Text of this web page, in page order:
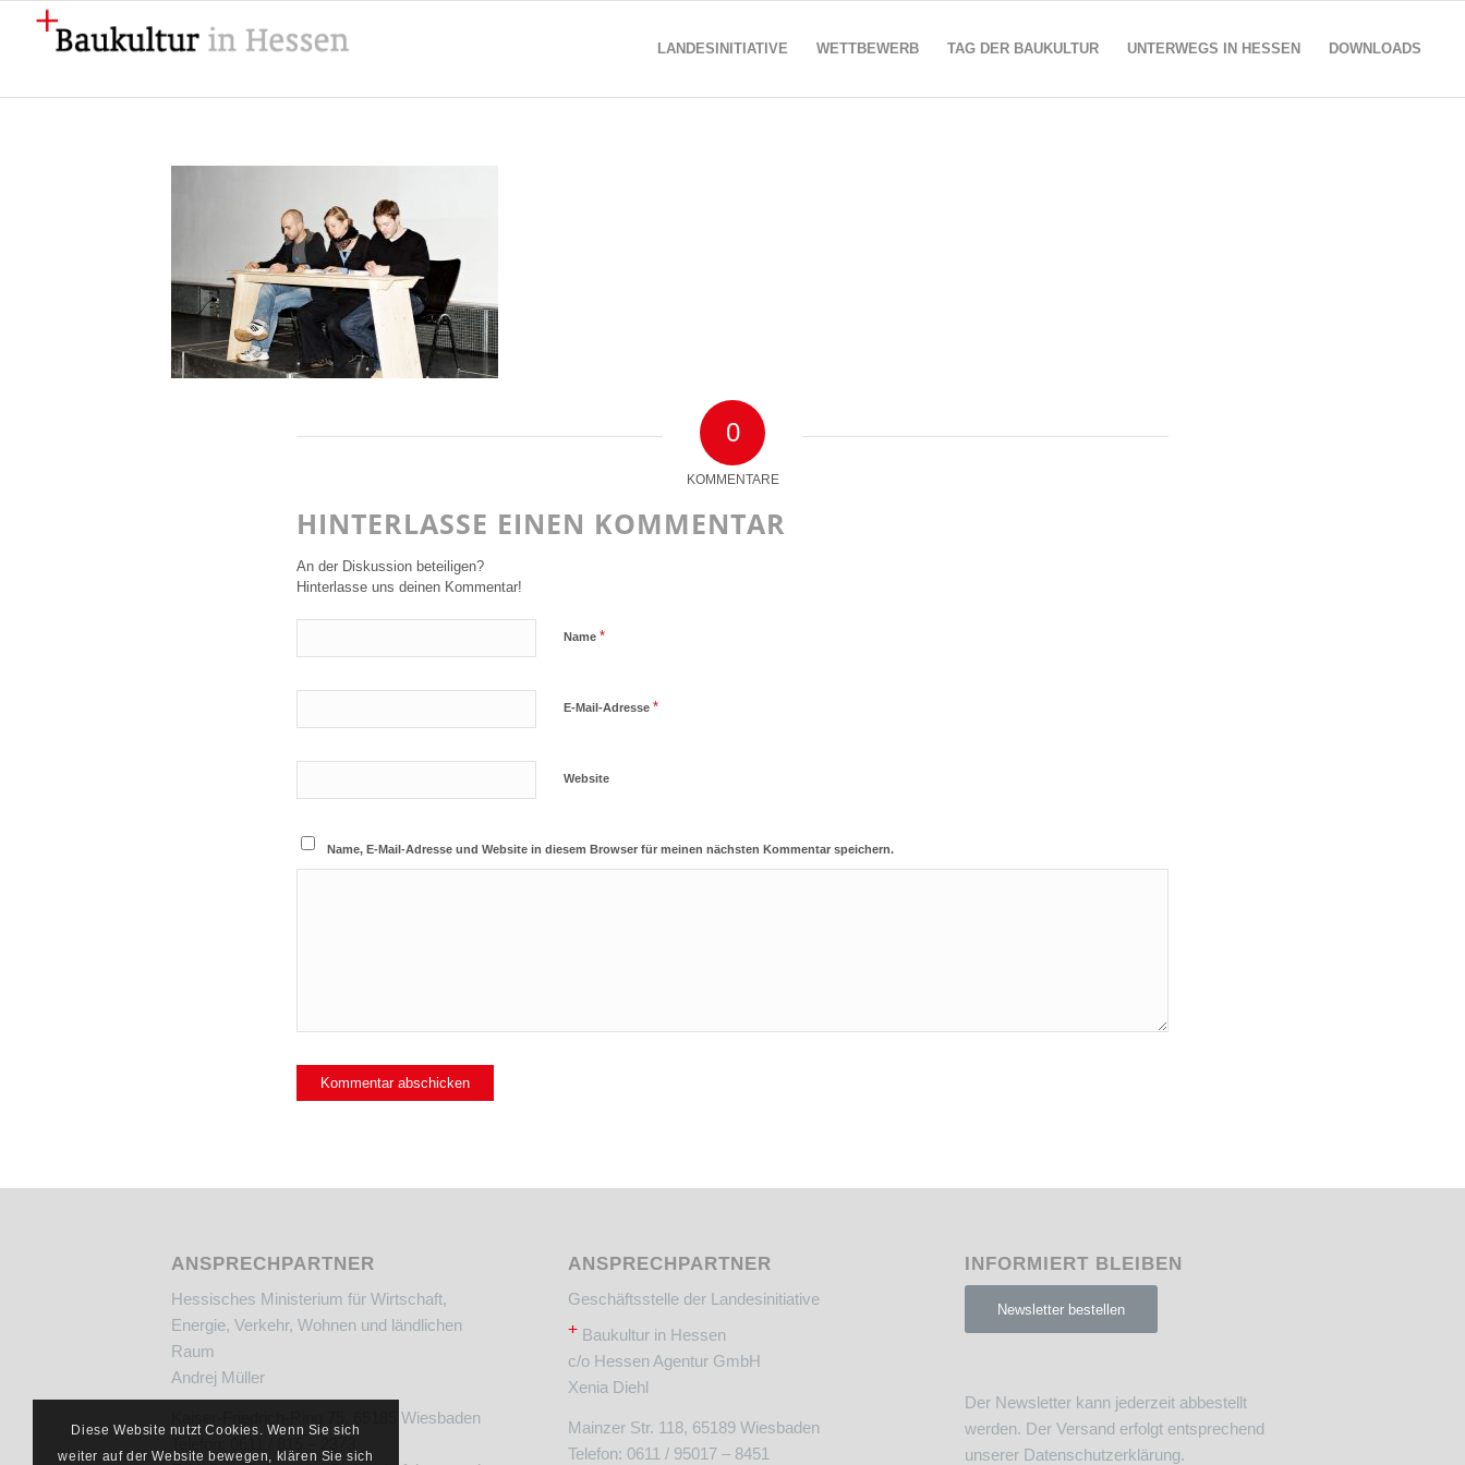
LANDESINITIATIVE WETTBEWERB TAG DER BAUKULTUR UNTERWEGS IN HESSEN DOWNLOADS
0
KOMMENTARE
HINTERLASSE EINEN KOMMENTAR
An der Diskussion beteiligen?
Hinterlasse uns deinen Kommentar!
Name *
E-Mail-Adresse *
Website
Name, E-Mail-Adresse und Website in diesem Browser für meinen nächsten Kommentar speichern.
ANSPRECHPARTNER
Hessisches Ministerium für Wirtschaft,
Energie, Verkehr, Wohnen und ländlichen
Raum
Andrej Müller
Kaiser-Friedrich-Ring 75, 65185 Wiesbaden
ANSPRECHPARTNER
Geschäftsstelle der Landesinitiative
+Baukultur in Hessen
c/o Hessen Agentur GmbH
Xenia Diehl
Mainzer Str. 118, 65189 Wiesbaden
Telefon: 0611 / 95017 – 8451
INFORMIERT BLEIBEN
Newsletter bestellen
Der Newsletter kann jederzeit abbestellt
werden. Der Versand erfolgt entsprechend
unserer Datenschutzerklärung.
Diese Website nutzt Cookies. Wenn Sie sich
weiter auf der Website bewegen, klären Sie sich